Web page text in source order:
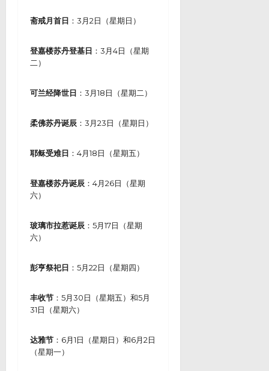
斋戒月首日 ：3月2日（星期日）
登嘉楼苏丹登基日 ：3月4日（星期
二）
可兰经降世日 ：3月18日（星期二）
柔佛苏丹诞辰 ：3月23日（星期日）
耶稣受难日 ：4月18日（星期五）
登嘉楼苏丹诞辰 ：4月26日（星期
六）
玻璃市拉惹诞辰 ：5月17日（星期
六）
彭亨祭祀日 ：5月22日（星期四）
丰收节 ：5月30日（星期五）和5月
31日（星期六）
达雅节 ：6月1日（星期日）和6月2日
（星期一）